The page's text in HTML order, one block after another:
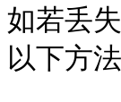
如若丢
以下方